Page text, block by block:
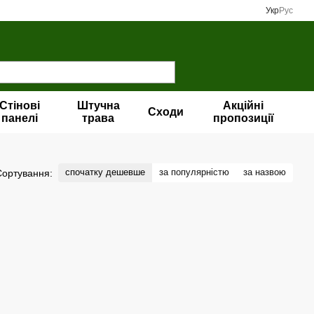
УкрРус
панелі
Штучна
трава
Сходи
Акційні
пропозиції
спочатку дешевше за популярністю за назвою